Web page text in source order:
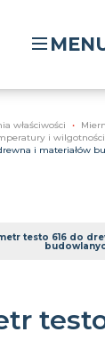
właściwości
i wilgotności
i materiałów
testo 616 do